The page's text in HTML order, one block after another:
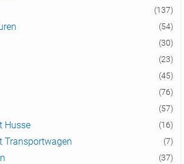
(137)
(54)
(30)
(23)
(45)
(76)
(57)
Husse (16)
Transportwagen (7)
(37)